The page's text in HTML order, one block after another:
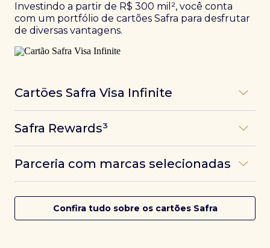
Investindo a partir de R$ 300 mil², você conta
com um portfólio de cartões Safra para desfrutar
de diversas vantagens.
Cartões Safra Visa Infinite
experiências refinadas a benefícios únicos, como
converte seus investimentos em limite no cartão e
conta com acesso a mais de 1.400 salas VIP Dragon
Pass ao redor do mundo.
Safra Rewards³
das melhores pontuações do mercado.
Parceria com marcas selecionadas
cartões Safra.
Confira tudo sobre os cartões Safra